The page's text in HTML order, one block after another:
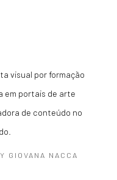
visual por formação
em portais de arte
de conteúdo no
GIOVANA NACCA